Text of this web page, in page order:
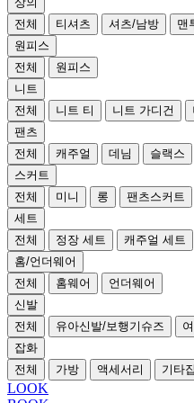
전체
티셔츠 셔츠/남방 맨
원피스
전체
원피스
니트
전체
니트 티 니트 가디건
팬츠
전체
캐주얼 데님 슬랙스
스커트
전체
미니 롱
팬츠스커트
세트
전체
정장 세트
캐주얼 세트
홈/언더웨어
전체
홈웨어
언더웨어
신발
전체
유아신발/보행기슈즈
잡화
전체
가방 액세서리 기타
LOOK